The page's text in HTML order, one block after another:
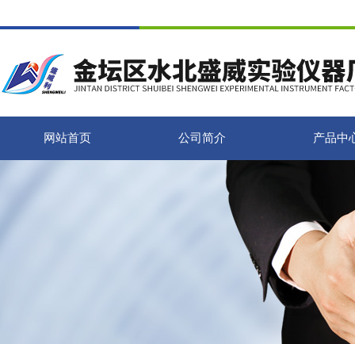
网站首页 公司简介 产品中